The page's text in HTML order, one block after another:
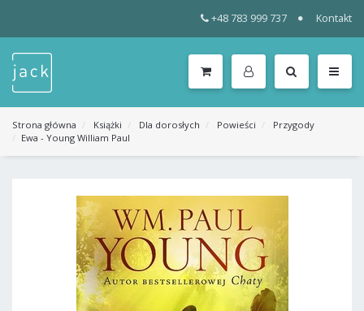
+48 783 999 737 Kontakt
KATEGORIE
MENU
Strona główna Książki Dla dorosłych Powieści
Przygody
Ewa - Young William Paul